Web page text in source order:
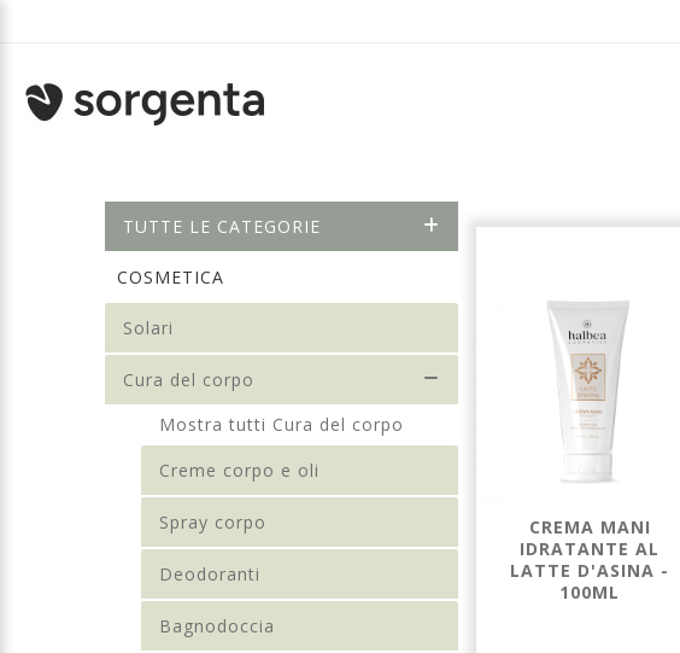
TUTTE LE CATEGORIE
COSMETICA
Solari
Cura del corpo
Mostra tutti Cura del corpo
Creme corpo e oli
Spray corpo
Deodoranti
Bagnodoccia
CREMA MANI
IDRATANTE AL
LATTE D'ASINA -
100ML